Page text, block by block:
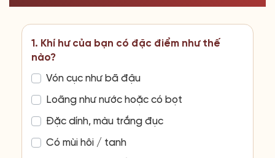
1. Khí hư của bạn có đặc điểm như thế
nào?
Vón cục như bã đậu
Loãng như nước hoặc có bọt
Đặc dính, màu trắng đục
Có mùi hôi / tanh